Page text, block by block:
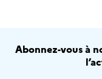
Abonnez-vous à